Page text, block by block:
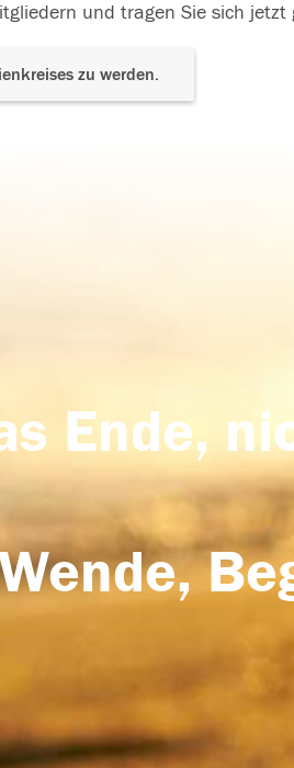
und tragen Sie sich jetzt
zu werden.
Ende,